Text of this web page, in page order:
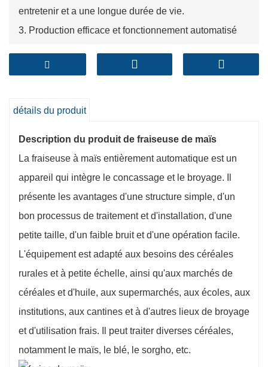
entretenir et a une longue durée de vie.
3. Production efficace et fonctionnement automatisé
détails du produit
Description du produit de fraiseuse de maïs
La fraiseuse à maïs entièrement automatique est un
appareil qui intègre le concassage et le broyage. Il
présente les avantages d'une structure simple, d'un
bon processus de traitement et d'installation, d'une
petite taille, d'un faible bruit et d'une opération facile.
L'équipement est adapté aux besoins des céréales
rurales et à petite échelle, ainsi qu'aux marchés de
céréales et d'huile, aux supermarchés, aux écoles, aux
institutions, aux cantines et à d'autres lieux de broyage
et d'utilisation frais. Il peut traiter diverses céréales,
notamment le maïs, le blé, le sorgho, etc.